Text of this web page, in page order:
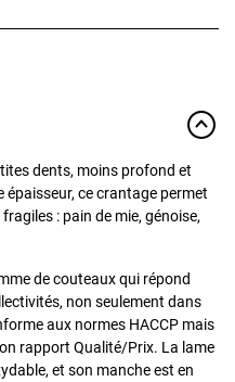
dents, moins profond et
épaisseur, ce crantage permet
: pain de mie, génoise,
de couteaux qui répond
non seulement dans
aux normes HACCP mais
rapport Qualité/Prix. La lame
et son manche est en